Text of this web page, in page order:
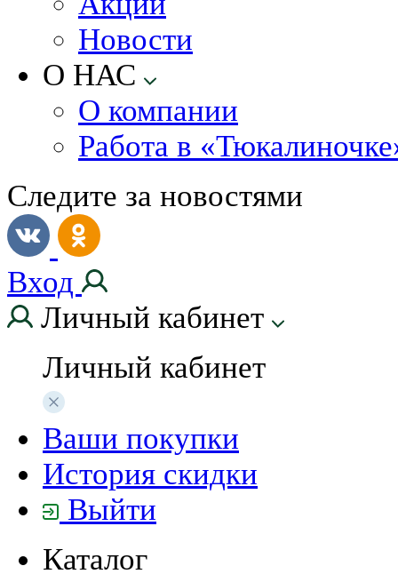
Новости
О НАС
О компании
Работа в
Следите за новостями
Вход
Личный кабинет
Личный кабинет
Ваши покупки
История скидки
Выйти
Каталог